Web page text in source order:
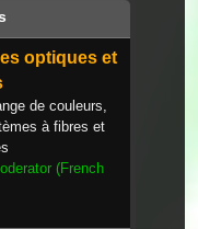
optiques et
de couleurs,
à fibres et
(French